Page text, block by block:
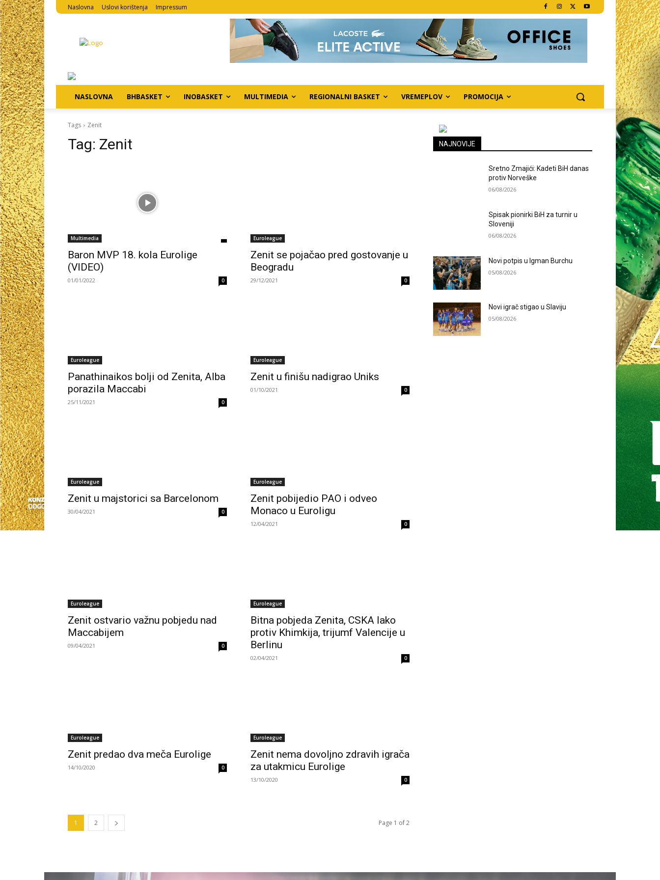
Naslovna Uslovi korištenja Impressum
NASLOVNA BHBASKET INOBASKET MULTIMEDIA REGIONALNI BASKET VREMEPLOV PROMOCIJA
Tags Zenit
Tag: Zenit
Multimedia
Baron MVP 18. kola Eurolige
(VIDEO)
01/01/2022 0
Euroleague
Zenit se pojačao pred gostovanje u
Beogradu
29/12/2021 0
Euroleague
Panathinaikos bolji od Zenita, Alba
porazila Maccabi
25/11/2021 0
Euroleague
Zenit u finišu nadigrao Uniks
01/10/2021 0
Euroleague
Zenit u majstorici sa Barcelonom
30/04/2021 0
Euroleague
Zenit pobijedio PAO i odveo
Monaco u Euroligu
12/04/2021 0
Euroleague
Zenit ostvario važnu pobjedu nad
Maccabijem
09/04/2021 0
Euroleague
Bitna pobjeda Zenita, CSKA lako
protiv Khimkija, trijumf Valencije u
Berlinu
02/04/2021 0
Euroleague
Zenit predao dva meča Eurolige
14/10/2020 0
Euroleague
Zenit nema dovoljno zdravih igrača
za utakmicu Eurolige
13/10/2020 0
1 2 Page 1 of 2
NAJNOVIJE
Sretno Zmajići: Kadeti BiH danas
protiv Norveške
06/08/2026
Spisak pionirki BiH za turnir u
Sloveniji
06/08/2026
Novi potpis u Igman Burchu
05/08/2026
Novi igrač stigao u Slaviju
05/08/2026